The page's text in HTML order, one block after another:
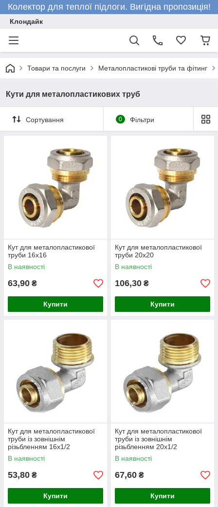
Колектор для теплої підлоги. Вигідна пропозиція!
Клондайк
Товари та послуги Металопластикові труби та фітинг
Кути для металопластикових труб
Сортування 0 Фільтри
Кут для металопластикової
труби 16х16
В наявності
63,90 ₴
Купити
Кут для металопластикової
труби 20х20
В наявності
106,30 ₴
Купити
Кут для металопластикової
труби із зовнішнім
різьбленням 16х1/2
В наявності
53,80 ₴
Купити
Кут для металопластикової
труби із зовнішнім
різьбленням 20х1/2
В наявності
67,60 ₴
Купити